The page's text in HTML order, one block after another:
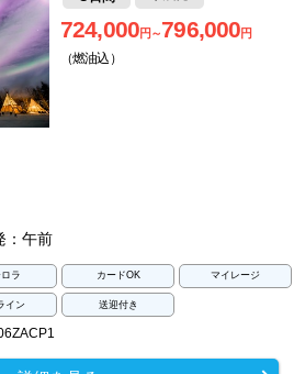
724,000円～796,000円
（燃油込）
：午前
ラ カードOK マイレージ
イン 送迎付き